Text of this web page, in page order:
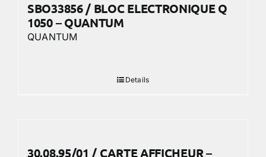
SBO33856 / BLOC ELECTRONIQUE Q
1050 – QUANTUM
QUANTUM
Details
30.08.95/01 / CARTE AFFICHEUR –